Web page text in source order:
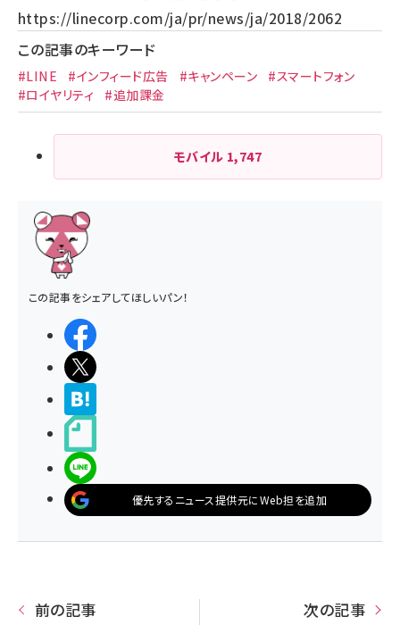
https://linecorp.com/ja/pr/news/ja/2018/2062
この記事のキーワード
#LINE #インフィード広告 #キャンペーン
#スマートフォン
#ロイヤリティ
#追加課金
モバイル 1,747
この記事をシェアしてほしいパン！
優先するニュース提供元にWeb担を追加
前の記事 次の記事